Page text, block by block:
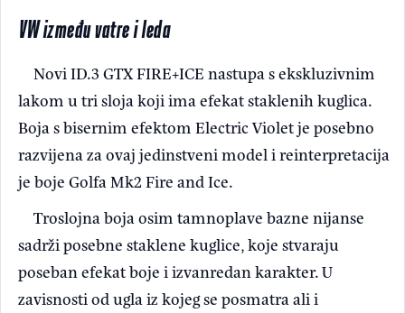
VW između vatre i leda
Novi ID.3 GTX FIRE+ICE nastupa s ekskluzivnim
lakom u tri sloja koji ima efekat staklenih kuglica.
Boja s bisernim efektom Electric Violet je posebno
razvijena za ovaj jedinstveni model i reinterpretacija
je boje Golfa Mk2 Fire and Ice.
Troslojna boja osim tamnoplave bazne nijanse
sadrži posebne staklene kuglice, koje stvaraju
poseban efekat boje i izvanredan karakter. U
zavisnosti od ugla iz kojeg se posmatra ali i